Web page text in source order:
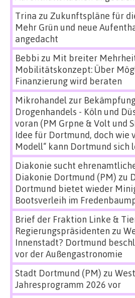
Trina zu Zukunftspläne für
Mehr Grün und neue
angedacht
Bebbi zu Mit breiter
Mobilitätskonzept: Über
Finanzierung wird beraten
Mikrohandel zur
Drogenhandels - Köln und
voran (PM Grpne & Volt und
Idee für Dortmund, doch wie
Modell“ kann Dortmund sich
Diakonie sucht
Diakonie Dortmund (PM) zu
Dortmund bietet wieder
Bootsverleih im
Brief der Fraktion Linke &
Regierungspräsidenten zu
Innenstadt? Dortmund
vor der Außengastronomie
Stadt Dortmund (PM) zu
Jahresprogramm 2026 vor